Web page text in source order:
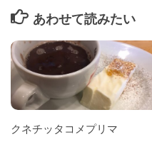
あわせて読みたい
クネチッタコメプリマ